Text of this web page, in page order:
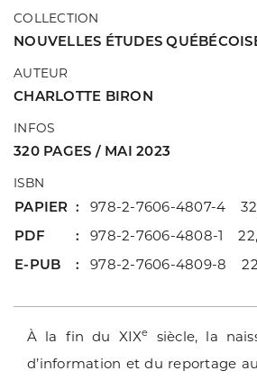
COLLECTION
NOUVELLES ÉTUDES
AUTEUR
CHARLOTTE BIRON
INFOS
320 PAGES / MAI 2023
ISBN
PAPIER
978-2-7606-4807-4
PDF
978-2-7606-4808-1
E-PUB
978-2-7606-4809-8
À la fin du XIXe
siècle, la
d’information et du reportage